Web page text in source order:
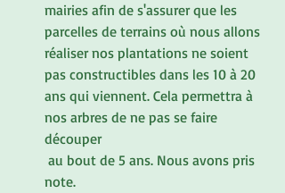
mairies afin de s'assurer que les
parcelles de terrains où nous allons
réaliser nos plantations ne soient
pas constructibles dans les 10 à 20
ans qui viennent. Cela permettra à
nos arbres de ne pas se faire
découper
note.